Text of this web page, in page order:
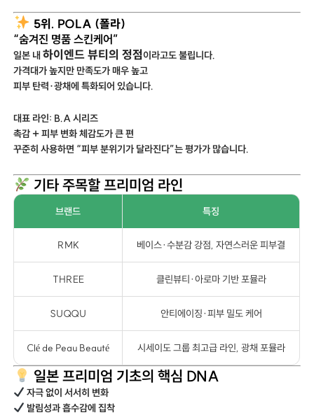
5위. POLA (폴라)
“숨겨진 명품 스킨케어”
일본 내하이엔드 뷰티의 정점이라고도 불립니다.
가격대가 높지만 만족도가 매우 높고
피부 탄력·광채에 특화되어 있습니다.
대표 라인: B.A 시리즈
촉감 + 피부 변화 체감도가 큰 편
꾸준히 사용하면 “피부 분위기가 달라진다”는 평가가 많습니다.
기타 주목할 프리미엄 라인
브랜드 특징
RMK 베이스·수분감 강점, 자연스러운 피부결
THREE 클린뷰티·아로마 기반 포뮬라
SUQQU 안티에이징·피부 밀도 케어
Clé de Peau Beauté 시세이도 그룹 최고급 라인, 광채 포뮬라
일본 프리미엄 기초의 핵심 DNA
자극 없이 서서히 변화
발림성과 흡수감에 집착